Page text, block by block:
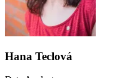
Hana Teclová